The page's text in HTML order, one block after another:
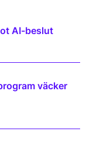
AI-beslut
väcker